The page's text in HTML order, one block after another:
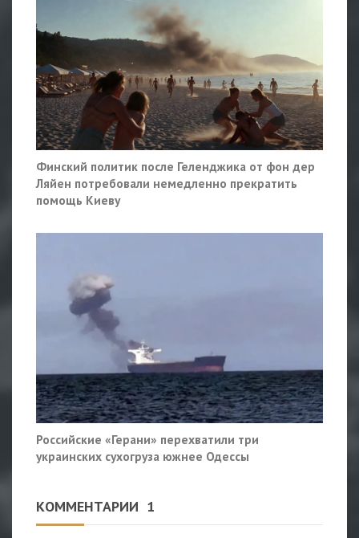
Финский политик после Геленджика от фон дер
Ляйен потребовали немедленно прекратить
помощь Киеву
Российские «Герани» перехватили три
украинских сухогруза южнее Одессы
КОММЕНТАРИИ 1